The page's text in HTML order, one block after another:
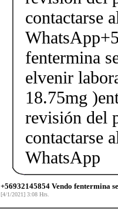
contactarse
fentermina
elvenir
18.75mg
revisión del
contactarse
WhatsApp
+56932145854 Vendo fentermina
[4/1/2021] 3:08 Hrs.